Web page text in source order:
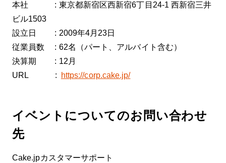
本社 : 東京都新宿区西新宿6丁目24-1 西新宿三井
ビル1503
設立日 : 2009年4月23日
従業員数 : 62名（パート、アルバイト含む）
決算期 : 12月
URL :
https://corp.cake.jp/
イベントについてのお問い合わせ
先
Cake.jpカスタマーサポート